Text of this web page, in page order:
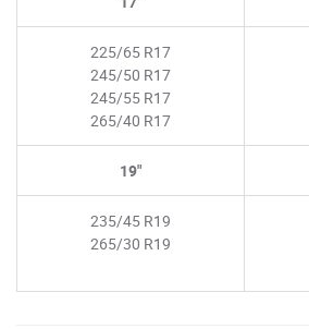
225/65 R17
245/50 R17
245/55 R17
265/40 R17
19"
235/45 R19
265/30 R19